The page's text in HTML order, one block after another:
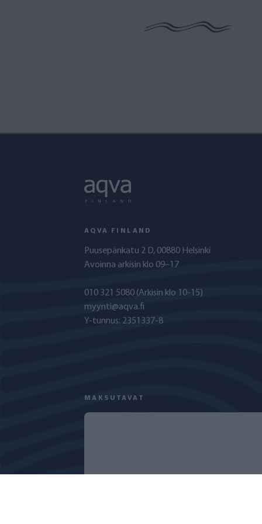
AQVA FINLAND
Puusepänkatu 2 D, 00880 Helsinki
Avoinna arkisin klo 09–17
010 321 5080 (Arkisin klo 10-15)
myynti@aqva.fi
Y-tunnus: 2351337-8
MAKSUTAVAT